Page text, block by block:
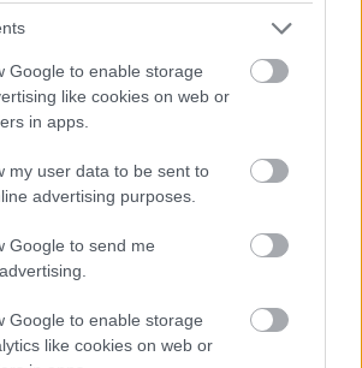
Google to enable storage
like cookies on web or
in apps.
my user data to be sent to
advertising purposes.
Google to send me
Google to enable storage
like cookies on web or
Nosauktas 9 tējas, kas
no liekā svara
ātrs IQ tests: tas liks
lai pārbaudītu tavu
piedāvā vēl
“airBaltic”
mums nav vienkārši
Ziņot